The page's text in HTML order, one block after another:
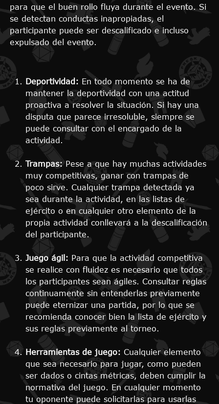
para que el buen rollo fluya durante el evento. Si
se detectan conductas inapropiadas, el
participante puede ser descalificado e incluso
expulsado del evento.
Deportividad: En todo momento se ha de
mantener la deportividad con una actitud
proactiva a resolver la situación. Si hay una
disputa que parece irresoluble, siempre se
puede consultar con el encargado de la
actividad.
Trampas:Pese a que hay muchas actividades
muy competitivas, ganar con trampas de
poco sirve. Cualquier trampa detectada ya
sea durante la actividad, en las listas de
ejército o en cualquier otro elemento de la
propia actividad conllevará a la descalificación
del participante.
Juego ágil: Para que la actividad competitiva
se realice con fluidez es necesario que todos
los participantes sean ágiles. Consultar reglas
continuamente sin entenderlas previamente
puede eternizar una partida, por lo que se
recomienda conocer bien la lista de ejército y
sus reglas previamente al torneo.
Herramientas de juego: Cualquier elemento
que sea necesario para jugar, como pueden
ser dados o cintas métricas, deben cumplir la
normativa del juego. En cualquier momento
tu oponente puede solicitarlas para usarlas